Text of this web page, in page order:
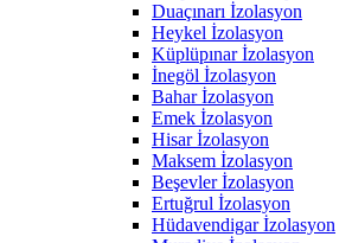
Duaçınarı İzolasyon
Heykel İzolasyon
Küplüpınar İzolasyon
İnegöl İzolasyon
Bahar İzolasyon
Emek İzolasyon
Hisar İzolasyon
Maksem İzolasyon
Beşevler İzolasyon
Ertuğrul İzolasyon
Hüdavendigar İzolasyon